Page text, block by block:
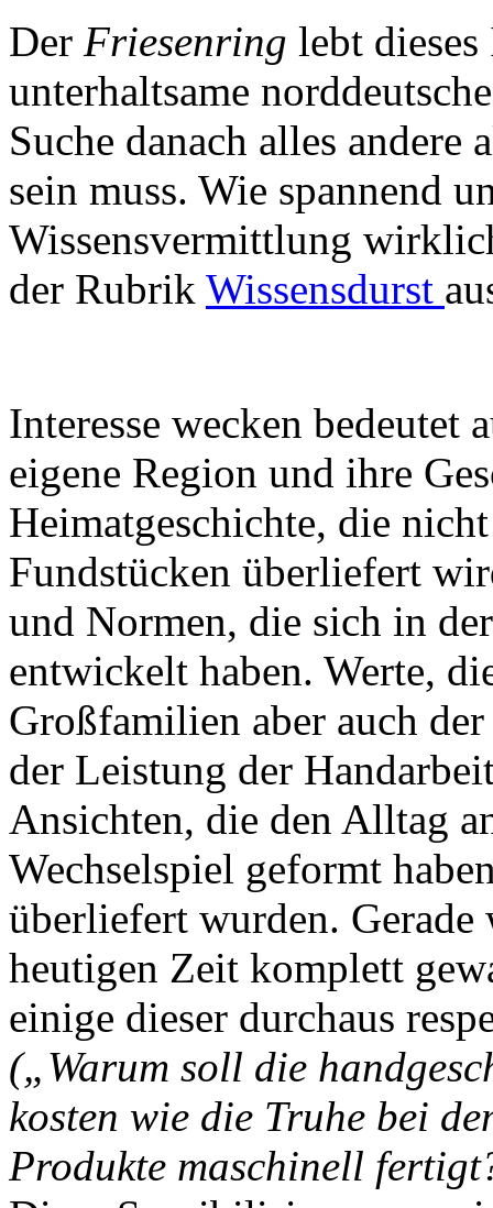
Der Friesenring lebt
unterhaltsame
Suche danach alles
sein muss. Wie spannend
Wissensvermittlung
der Rubrik Wissensdurst
Interesse wecken bedeutet
eigene Region und ihre
Heimatgeschichte, die
Fundstücken überliefert
und Normen, die sich in
entwickelt haben. Werte,
Großfamilien aber auch
der Leistung der
Ansichten, die den Alltag
Wechselspiel geformt
überliefert wurden.
heutigen Zeit komplett
einige dieser durchaus
(„Warum soll die
kosten wie die Truhe bei
Produkte maschinell